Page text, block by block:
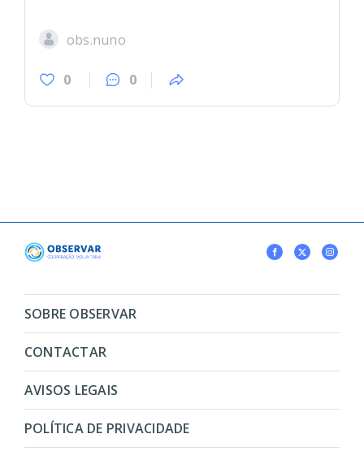
obs.nuno
0 0
SOBRE OBSERVAR
CONTACTAR
AVISOS LEGAIS
POLÍTICA DE PRIVACIDADE